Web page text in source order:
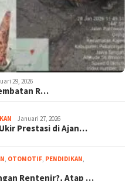
29, 2026
R…
Januari 27, 2026
Ukir Prestasi di Ajan…
, OTOMOTIF, PENDIDIKAN,
Rentenir?, Atap …